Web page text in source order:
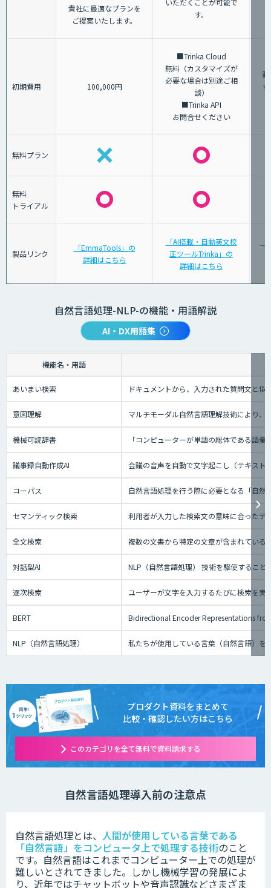
貴社に最適なプランを
ご提案いたします。
す。
初期費用 100,000円
■Trinka Cloud
無料（カスタマイズが
必要な場合は別途ご相
談）
■Trinka API
お問合せください
無料プラン
無料
トライアル
製品リンク
「EmmaTools」の
詳細はこちら
「AI搭載・自動英文校
正ツールTrinka」の
詳細はこちら
自然言語処理-NLP-の機能・用語解説
AI・DX用語集
機能名・用語
あいまい検索 ドキュメントから、入力された質問文と
意図理解 マルチモーダル自然言語理解技術により、
機械可読辞書 「コンピューターが単語の総体である語
議事録自動作成AI 会議の音声を自動で文字起こし（テキスト
コーパス 自然言語処理を行う際に必要となる「自
セマンティック検索 利用者が入力した検索文の意味に合ったデ
全文検索 複数の文書から特定の文章が含まれている
対話型AI NLP（自然言語処理） 技術を駆使するこ
逐次検索 ユーザーが文字を入力するたびに検索を
BERT Bidirectional Encoder Representations
NLP（自然言語処理） 私たちが使用している言葉（自然言語）を
プロダクト資料をまとめて
比較・確認したい方はこちら
このカテゴリを全て無料で資料請求する
自然言語処理導入前の注意点
自然言語処理とは、 人間が使用している言葉である
「自然言語」をコンピュータ上で処理する技術のこと
です。 自然言語はこれまでコンピューター上での処理が
難しいとされてきました。しかし機械学習の発展によ
り、近年ではチャットボットや音声認識などさまざま